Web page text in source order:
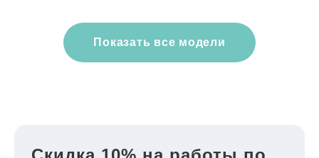
Показать все модели